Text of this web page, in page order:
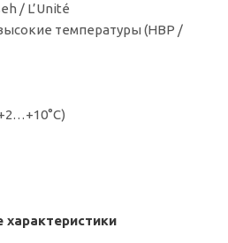
/ L’Unité
температуры (HBP /
характеристики